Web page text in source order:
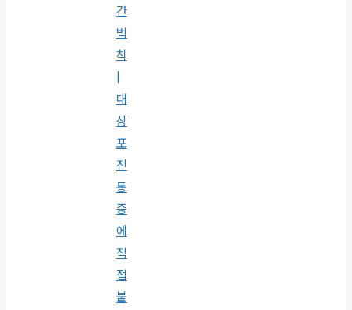
간
법
칙
대
상
포
진
통
증
에
직
접
붙